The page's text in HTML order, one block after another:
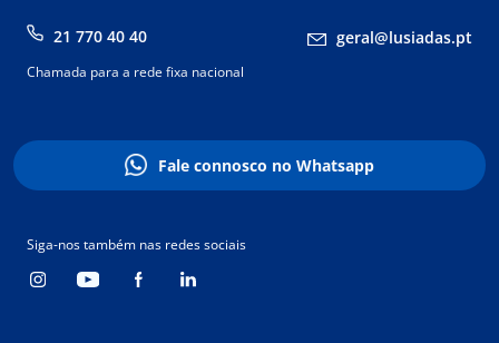
21 770 40 40 geral@lusiadas.pt
Chamada para a rede fixa nacional
Fale connosco no Whatsapp
Siga-nos também nas redes sociais